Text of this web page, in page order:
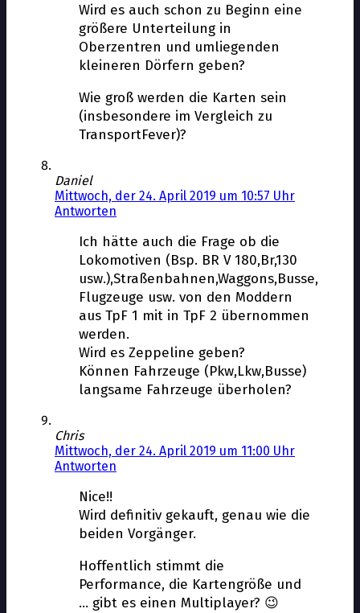
Wird es auch schon zu Beginn eine
größere Unterteilung in
Oberzentren und umliegenden
kleineren Dörfern geben?
Wie groß werden die Karten sein
(insbesondere im Vergleich zu
TransportFever)?
Daniel
Mittwoch, der 24. April 2019 um 10:57 Uhr
Antworten
Ich hätte auch die Frage ob die
Lokomotiven (Bsp. BR V 180,Br,130
usw.),Straßenbahnen,Waggons,Busse,
Flugzeuge usw. von den Moddern
aus TpF 1 mit in TpF 2 übernommen
werden.
Wird es Zeppeline geben?
Können Fahrzeuge (Pkw,Lkw,Busse)
langsame Fahrzeuge überholen?
Chris
Mittwoch, der 24. April 2019 um 11:00 Uhr
Antworten
Nice!!
Wird definitiv gekauft, genau wie die
beiden Vorgänger.
Hoffentlich stimmt die
Performance, die Kartengröße und
… gibt es einen Multiplayer? 😉